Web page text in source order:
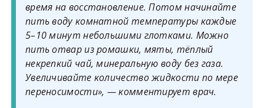
время на восстановление. Потом начинайте
пить воду комнатной температуры каждые
5–10 минут небольшими глотками. Можно
пить отвар из ромашки, мяты, тёплый
некрепкий чай, минеральную воду без газа.
Увеличивайте количество жидкости по мере
переносимости», — комментирует врач.